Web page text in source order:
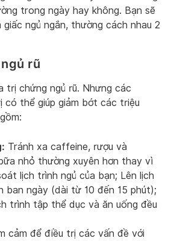
trong ngày hay không. Bạn sẽ
ngủ ngắn, thường cách nhau 2
rũ
trị chứng ngủ rũ. Nhưng các
có thể giúp giảm bớt các triệu
Tránh xa caffeine, rượu và
nhỏ thường xuyên hơn thay vì
lịch trình ngủ của bạn; Lên lịch
ban ngày (dài từ 10 đến 15 phút);
trình tập thể dục và ăn uống đều
cảm để điều trị các vấn đề với